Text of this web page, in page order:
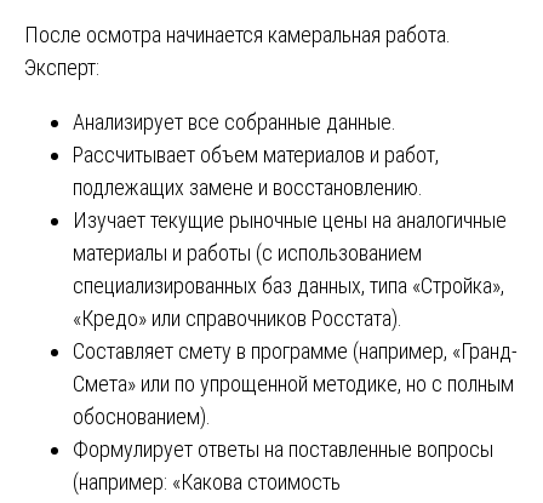
После осмотра начинается камеральная работа.
Эксперт:
Анализирует все собранные данные.
Рассчитывает объем материалов и работ,
подлежащих замене и восстановлению.
Изучает текущие рыночные цены на аналогичные
материалы и работы (с использованием
специализированных баз данных, типа «Стройка»,
«Кредо» или справочников Росстата).
Составляет смету в программе (например, «Гранд-
Смета» или по упрощенной методике, но с полным
обоснованием).
Формулирует ответы на поставленные вопросы
(например: «Какова стоимость